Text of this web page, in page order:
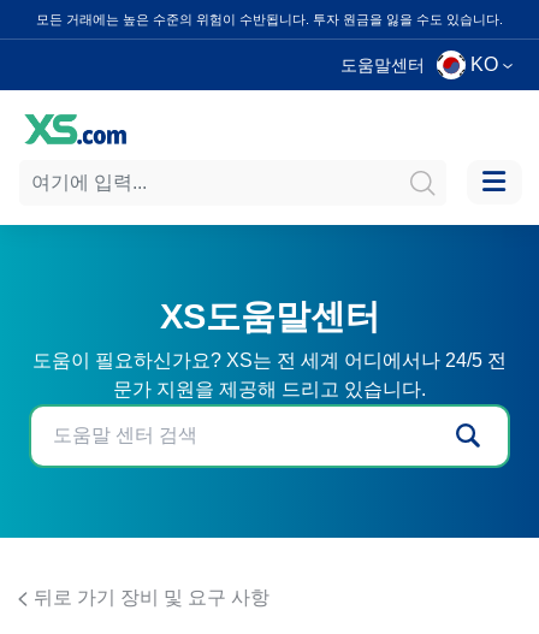
모든 거래에는 높은 수준의 위험이 수반됩니다. 투자 원금을 잃을 수도 있습니다.
도움말센터 KO
XS도움말센터
도움이 필요하신가요? XS는 전 세계 어디에서나 24/5 전
문가 지원을 제공해 드리고 있습니다.
뒤로 가기 장비 및 요구 사항